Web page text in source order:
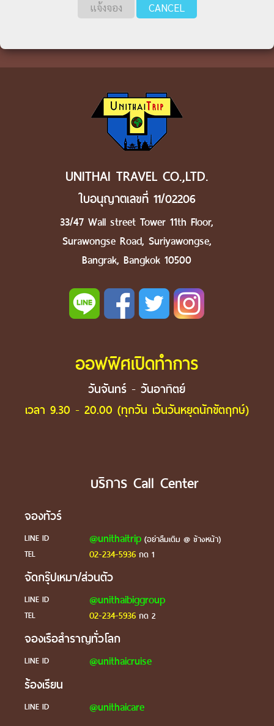
แจ้งจอง CANCEL
UNITHAI TRAVEL CO.,LTD.
ใบอนุญาตเลขที่ 11/02206
33/47 Wall street Tower 11th Floor,
Surawongse Road, Suriyawongse,
Bangrak, Bangkok 10500
ออฟฟิศเปิดทำการ
วันจันทร์ - วันอาทิตย์
เวลา 9.30 - 20.00 (ทุกวัน เว้นวันหยุดนักขัตฤกษ์)
บริการ Call Center
จองทัวร์
LINE ID @unithaitrip(อย่าลืมเติม @ ข้างหน้า)
TEL
02-234-5936กด 1
จัดกรุ๊ปเหมา/ส่วนตัว
LINE ID @unithaibiggroup
TEL 02-234-5936กด 2
จองเรือสำราญทั่วโลก
LINE ID @unithaicruise
ร้องเรียน
LINE ID @unithaicare